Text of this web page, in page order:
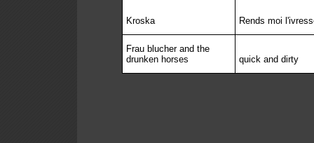
Kroska Rends moi
Frau blucher and the
drunken horses
quick and dirty